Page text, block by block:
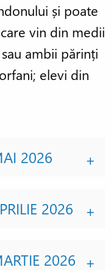
și poate
vin din medii
ambii părinți
elevi din
2026
2026
2026